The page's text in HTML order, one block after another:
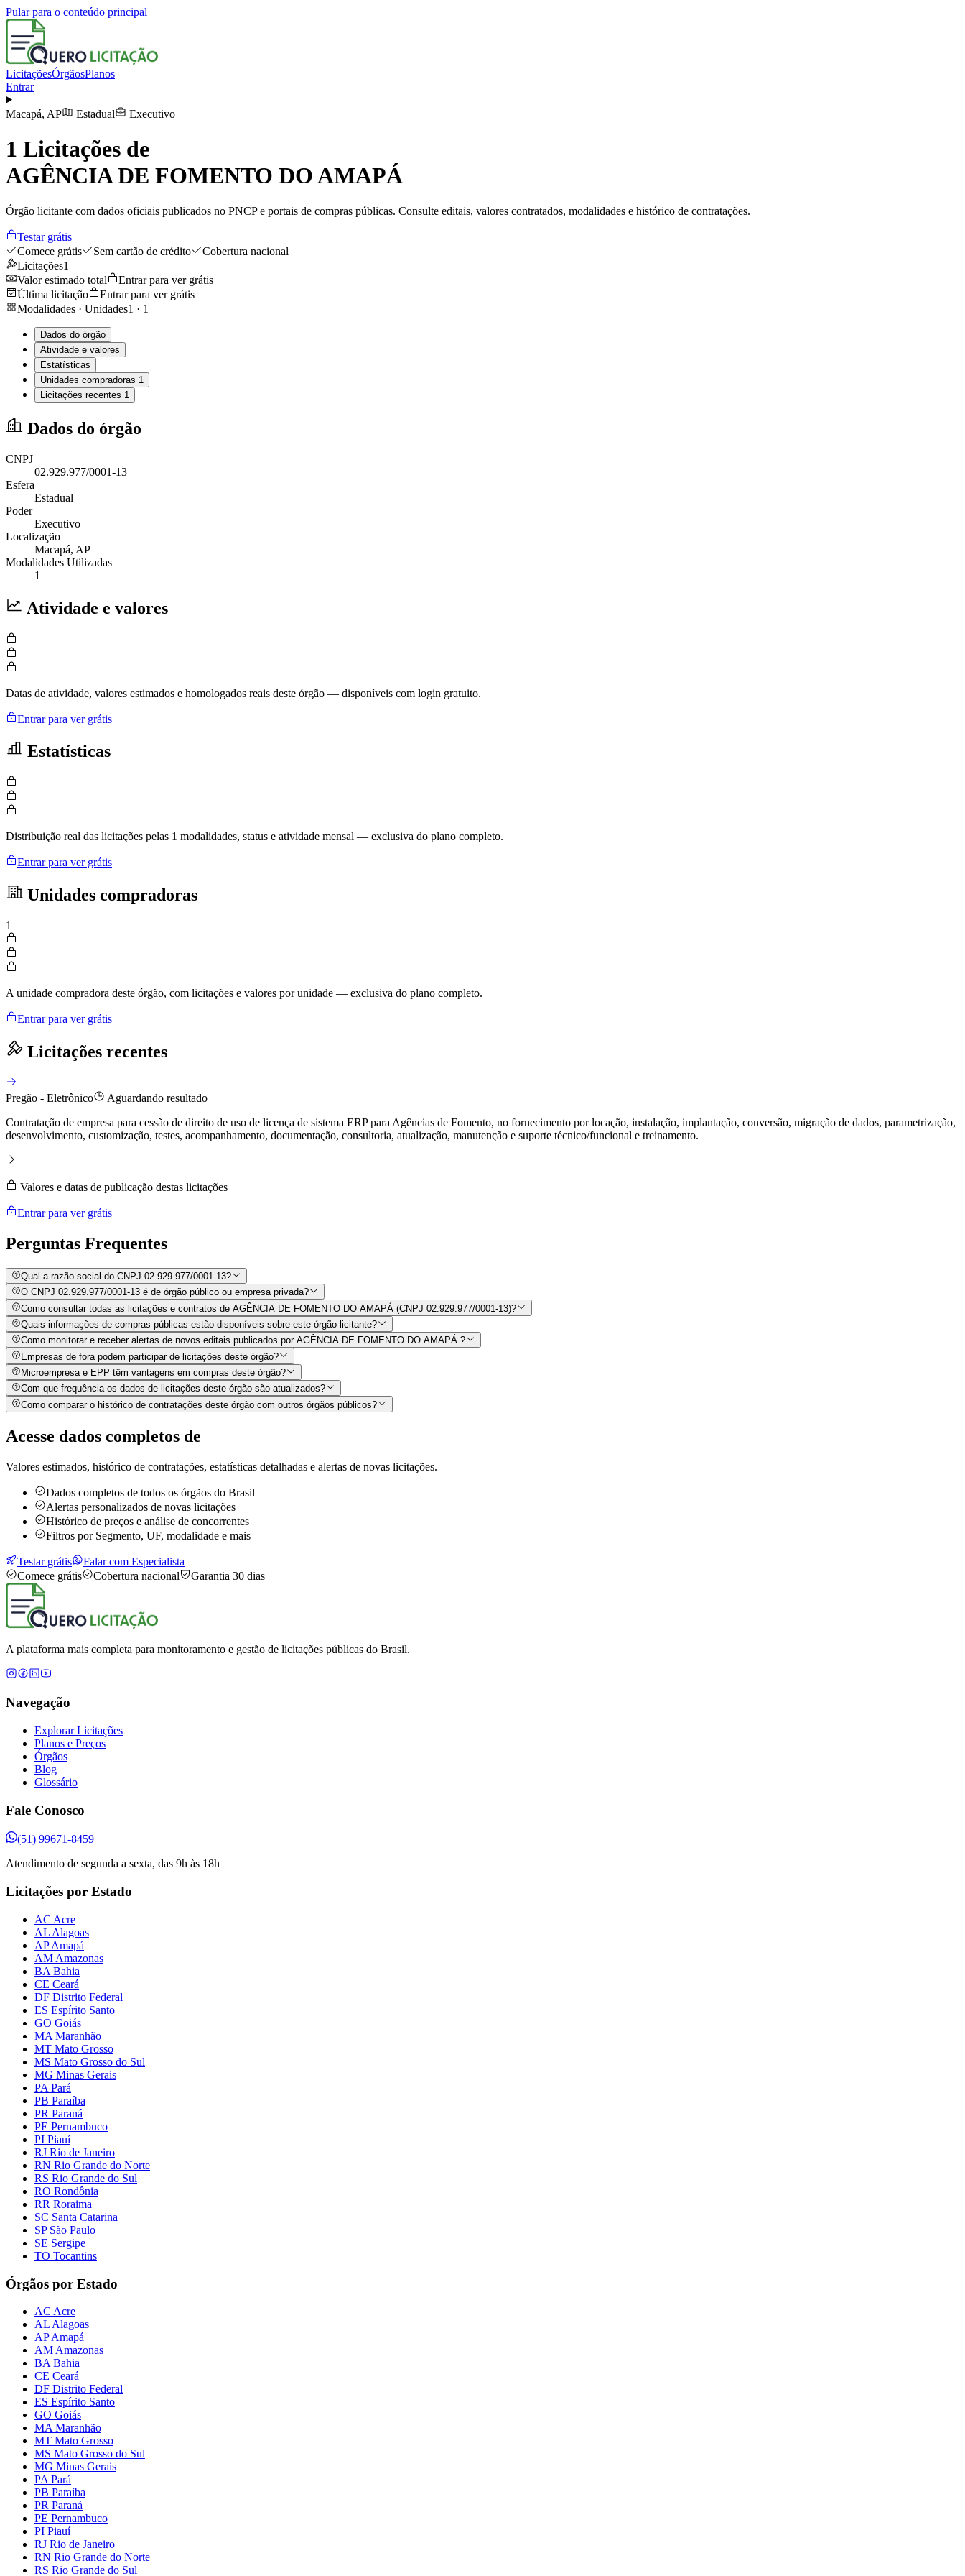
Pular para o conteúdo principal
LicitaçõesÓrgãosPlanos
Entrar
Macapá, AP Estadual Executivo
1 Licitações de
AGÊNCIA DE FOMENTO DO AMAPÁ
Órgão licitante com dados oficiais publicados no PNCP e portais de compras públicas. Consulte editais, valores contratados, modalidades e histórico de contratações.
Testar grátis
Comece grátis
Sem cartão de crédito
Cobertura nacional
Licitações1
Valor estimado total
Entrar para ver grátis
Última licitação
Entrar para ver grátis
Modalidades · Unidades1 · 1
Dados do órgão
Atividade e valores
Estatísticas
Unidades compradoras 1
Licitações recentes 1
Dados do órgão
CNPJ
02.929.977/0001-13
Esfera
Estadual
Poder
Executivo
Localização
Macapá, AP
Modalidades Utilizadas
1
Atividade e valores
Datas de atividade, valores estimados e homologados reais deste órgão — disponíveis com login gratuito.
Entrar para ver grátis
Estatísticas
Distribuição real das licitações pelas 1 modalidades, status e atividade mensal — exclusiva do plano completo.
Entrar para ver grátis
Unidades compradoras
1
A unidade compradora deste órgão, com licitações e valores por unidade — exclusiva do plano completo.
Entrar para ver grátis
Licitações recentes
Pregão - Eletrônico
Aguardando resultado
Contratação de empresa para cessão de direito de uso de licença de sistema ERP para Agências de Fomento, no fornecimento por locação, instalação, implantação, conversão, migração de dados, parametrização,
desenvolvimento, customização, testes, acompanhamento, documentação, consultoria, atualização, manutenção e suporte técnico/funcional e treinamento.
Valores e datas de publicação destas licitações
Entrar para ver grátis
Perguntas Frequentes
Qual a razão social do CNPJ 02.929.977/0001-13?
O CNPJ 02.929.977/0001-13 é de órgão público ou empresa privada?
Como consultar todas as licitações e contratos de AGÊNCIA DE FOMENTO DO AMAPÁ (CNPJ 02.929.977/0001-13)?
Quais informações de compras públicas estão disponíveis sobre este órgão licitante?
Como monitorar e receber alertas de novos editais publicados por AGÊNCIA DE FOMENTO DO AMAPÁ ?
Empresas de fora podem participar de licitações deste órgão?
Microempresa e EPP têm vantagens em compras deste órgão?
Com que frequência os dados de licitações deste órgão são atualizados?
Como comparar o histórico de contratações deste órgão com outros órgãos públicos?
Acesse dados completos de
Valores estimados, histórico de contratações, estatísticas detalhadas e alertas de novas licitações.
Dados completos de todos os órgãos do Brasil
Alertas personalizados de novas licitações
Histórico de preços e análise de concorrentes
Filtros por Segmento, UF, modalidade e mais
Testar grátis
Falar com Especialista
Comece grátis
Cobertura nacional Garantia 30 dias
A plataforma mais completa para monitoramento e gestão de licitações públicas do Brasil.
Navegação
Explorar Licitações
Planos e Preços
Órgãos
Blog
Glossário
Fale Conosco
(51) 99671-8459
Atendimento de segunda a sexta, das 9h às 18h
Licitações por Estado
AC Acre
AL Alagoas
AP Amapá
AM Amazonas
BA Bahia
CE Ceará
DF Distrito Federal
ES Espírito Santo
GO Goiás
MA Maranhão
MT Mato Grosso
MS Mato Grosso do Sul
MG Minas Gerais
PA Pará
PB Paraíba
PR Paraná
PE Pernambuco
PI Piauí
RJ Rio de Janeiro
RN Rio Grande do Norte
RS Rio Grande do Sul
RO Rondônia
RR Roraima
SC Santa Catarina
SP São Paulo
SE Sergipe
TO Tocantins
Órgãos por Estado
AC Acre
AL Alagoas
AP Amapá
AM Amazonas
BA Bahia
CE Ceará
DF Distrito Federal
ES Espírito Santo
GO Goiás
MA Maranhão
MT Mato Grosso
MS Mato Grosso do Sul
MG Minas Gerais
PA Pará
PB Paraíba
PR Paraná
PE Pernambuco
PI Piauí
RJ Rio de Janeiro
RN Rio Grande do Norte
RS Rio Grande do Sul